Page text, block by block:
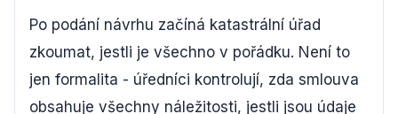
Po podání návrhu začíná katastrální úřad
zkoumat, jestli je všechno v pořádku. Není to
jen formalita - úředníci kontrolují, zda smlouva
obsahuje všechny náležitosti, jestli jsou údaje